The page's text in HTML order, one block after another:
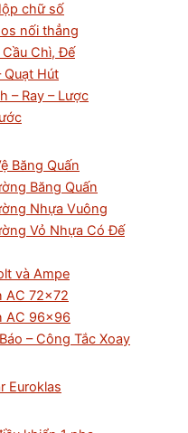
chữ số
nối thẳng
Cầu Chì, Đế
Quạt Hút
– Ray – Lược
Băng Quấn
Băng Quấn
Nhựa Vuông
Vỏ Nhựa Có Đế
và Ampe
AC 72×72
AC 96×96
– Công Tắc Xoay
Euroklas